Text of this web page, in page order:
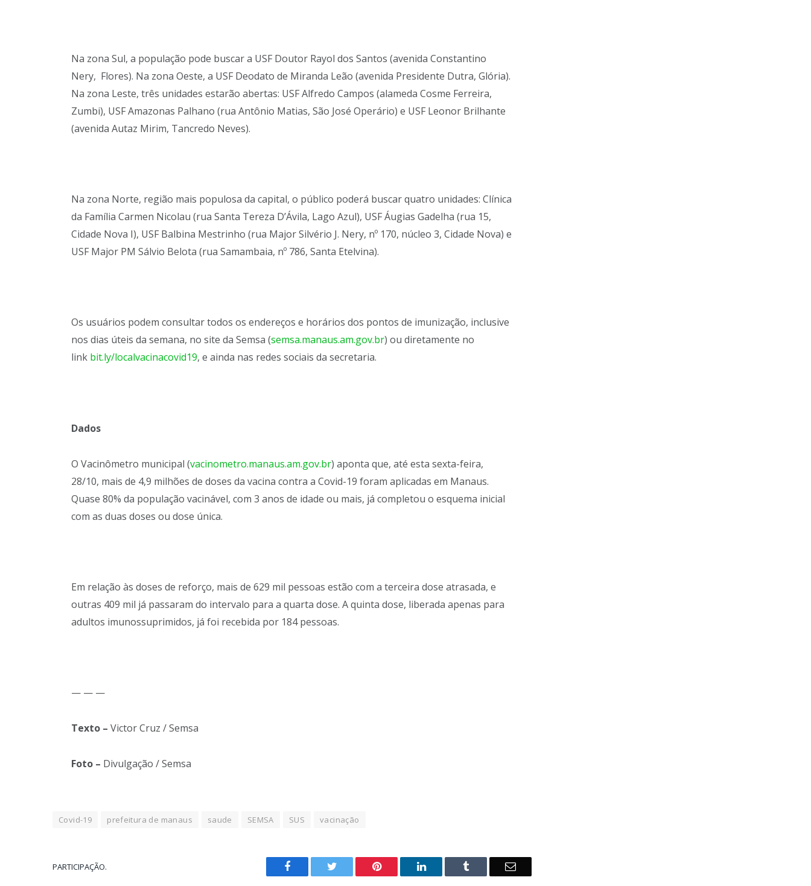
Na zona Sul, a população pode buscar a USF Doutor Rayol dos Santos (avenida Constantino
Nery, Flores). Na zona Oeste, a USF Deodato de Miranda Leão (avenida Presidente Dutra, Glória).
Na zona Leste, três unidades estarão abertas: USF Alfredo Campos (alameda Cosme Ferreira,
Zumbi), USF Amazonas Palhano (rua Antônio Matias, São José Operário) e USF Leonor Brilhante
(avenida Autaz Mirim, Tancredo Neves).
Na zona Norte, região mais populosa da capital, o público poderá buscar quatro unidades: Clínica
da Família Carmen Nicolau (rua Santa Tereza D’Ávila, Lago Azul), USF Áugias Gadelha (rua 15,
Cidade Nova I), USF Balbina Mestrinho (rua Major Silvério J. Nery, nº 170, núcleo 3, Cidade Nova) e
USF Major PM Sálvio Belota (rua Samambaia, nº 786, Santa Etelvina).
Os usuários podem consultar todos os endereços e horários dos pontos de imunização, inclusive
nos dias úteis da semana, no site da Semsa (semsa.manaus.am.gov.br) ou diretamente no
link bit.ly/localvacinacovid19, e ainda nas redes sociais da secretaria.
Dados
O Vacinômetro municipal (vacinometro.manaus.am.gov.br) aponta que, até esta sexta-feira,
28/10, mais de 4,9 milhões de doses da vacina contra a Covid-19 foram aplicadas em Manaus.
Quase 80% da população vacinável, com 3 anos de idade ou mais, já completou o esquema inicial
com as duas doses ou dose única.
Em relação às doses de reforço, mais de 629 mil pessoas estão com a terceira dose atrasada, e
outras 409 mil já passaram do intervalo para a quarta dose. A quinta dose, liberada apenas para
adultos imunossuprimidos, já foi recebida por 184 pessoas.
— — —
Texto –Victor Cruz / Semsa
Foto – Divulgação / Semsa
Covid-19 prefeitura de manaus saude SEMSA SUS vacinação
PARTICIPAÇÃO.
o
Twitter Pinterest LinkedIn Tumblr
E-